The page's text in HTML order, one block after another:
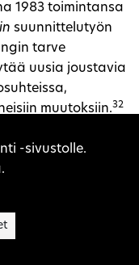
1983 toimintansa
suunnittelutyön
tarve
uusia joustavia
muutoksiin.32
tutkimalla
lastentarhan
joiden
ja sisätilojen
-sivustolle.